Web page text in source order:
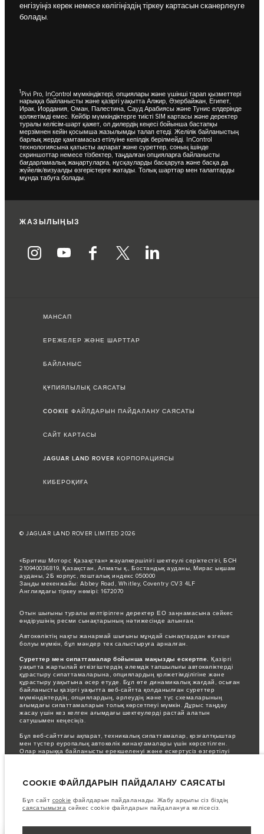
енгізуіңіз керек немесе көлігіңіздің тіркеу картасын сканерлеуге
болады.
1 Pivi Pro, InControl мүмкіндіктері, опциялары және үшінші тарап қызметтері
нарыққа байланысты және қазіргі уақытта Алжир, Әзербайжан, Египет,
Ирак, Иордания, Оман, Палестина, Сауд Арабиясы және Тунис елдерінде
қолжетімді емес. Кейбір мүмкіндіктерге тиісті SIM картасы және деректер
туралы келісім-шарт қажет, ол дилердің кеңесі бойынша бастапқы
мерзімнен кейін қосымша жазылымды талап етеді. Желілік байланыстың
барлық жерде қамтамасыз етілуіне кепілдік берілмейді. InControl
технологиясына қатысты ақпарат және суреттер, соның ішінде
скриншоттар немесе тізбектер, таңдалған опцияларға байланысты
бағдарламалық жаңартуларға, нұсқауларды басқаруға және басқа да
жүйелік/визуалды өзгерістерге жатады. Толық шарттар мен талаптарды
мұнда табуға болады.
ЖАЗЫЛЫҢЫЗ
МАНСАП
ЕРЕЖЕЛЕР ЖӘНЕ ШАРТТАР
БАЙЛАНЫС
ҚҰПИЯЛЫЛЫҚ САЯСАТЫ
COOKIE ФАЙЛДАРЫН ПАЙДАЛАНУ САЯСАТЫ
САЙТ КАРТАСЫ
JAGUAR LAND ROVER КОРПОРАЦИЯСЫ
КИБЕРОҚИҒА
© JAGUAR LAND ROVER LIMITED 2026
«Бритиш Моторс Қазақстан» жауапкершілігі шектеулі серіктестігі, БСН
210940036819, Қазақстан, Алматы қ., Бостандық ауданы, Мирас ықшам
ауданы, 2Б корпус, пошталық индекс 050000
Заңды мекенжайы: Abbey Road, Whitley, Coventry CV3 4LF
Англиядағы тіркеу нөмірі: 1672070
Отын шығыны туралы келтірілген деректер ЕО заңнамасына сәйкес
өндірушінің ресми сынақтарының нәтижесінде алынған.
Автокөліктің нақты жанармай шығыны мұндай сынақтардан өзгеше
болуы мүмкін, бұл мәндер тек салыстыруға арналған.
Суреттер мен сипаттамалар бойынша маңызды ескертпе. Қазіргі
уақытта жартылай өткізгіштердің әлемдік тапшылығы автокөліктерді
құрастыру сипаттамаларына, опциялардың қолжетімділігіне және
құрастыру уақытына әсер етуде. Бұл өте динамикалық жағдай, осыған
байланысты қазіргі уақытта веб-сайтта қолданылған суреттер
мүмкіндіктердің, опциялардың, әрлеудің және түс схемаларының
ағымдағы сипаттамаларын толық көрсетпеуі мүмкін. Дұрыс таңдау
жасау үшін кез келген ағымдағы шектеулерді растай алатын
сатушымен кеңесіңіз.
Бұл веб-сайттағы ақпарат, техникалық сипаттамалар, қозғалтқыштар
мен түстер еуропалық автокөлік жинақтамалары үшін көрсетілген.
Олар нарыққа байланысты ерекшеленуі және ескертусіз өзгертілуі
жергілікті дилерге хабарласыңыз.
Көрсетілген бағаларға қосылған құн салығы (ҚҚС) кіреді.
Бағалар тек 2026 жылғы модельдер үшін жарамды.
COOKIE ФАЙЛДАРЫН ПАЙДАЛАНУ САЯСАТЫ
Бұл сайт cookie файлдарын пайдаланады. Жабу арқылы сіз біздің
саясатымызға сәйкес cookie файлдарын пайдалануға келісесіз.